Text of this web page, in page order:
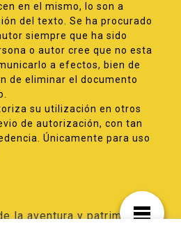
en el mismo, lo son a
del texto. Se ha procurado
siempre que ha sido
o autor cree que no esta
a efectos, bien de
de eliminar el documento
su utilización en otros
de autorización, con tan
Únicamente para uso
la aventura y patrimonio